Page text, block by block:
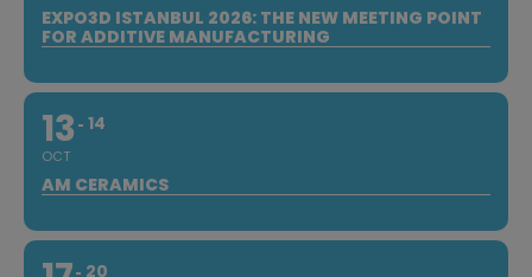
EXPO3D ISTANBUL 2026: THE NEW MEETING POINT
FOR ADDITIVE MANUFACTURING
13
OCT
14
AM CERAMICS
20